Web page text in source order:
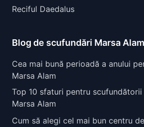
Reciful Daedalus
Blog de scufundări Marsa Alam
Cea mai bună perioadă a anului
Marsa Alam
Top 10 sfaturi pentru
Marsa Alam
Cum să alegi cel mai bun centru